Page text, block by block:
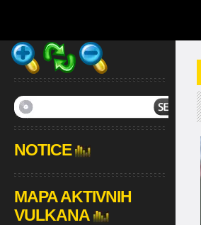
NOTICE
MAPA AKTIVNIH
VULKANA